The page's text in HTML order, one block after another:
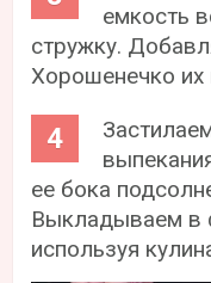
емкость
стружку.
Хорошенечко
ее бока
Выкладываем в
используя